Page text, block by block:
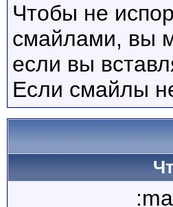
Чтобы не
смайлами, вы
если вы
Если смайлы